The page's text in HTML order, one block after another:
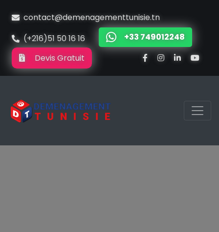
contact@demenagementtunisie.tn
(+216)51 50 16 16
+33 749012248
Devis Gratuit